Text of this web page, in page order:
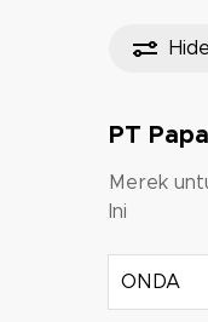
Hide
PT
Merek
Ini
ONDA